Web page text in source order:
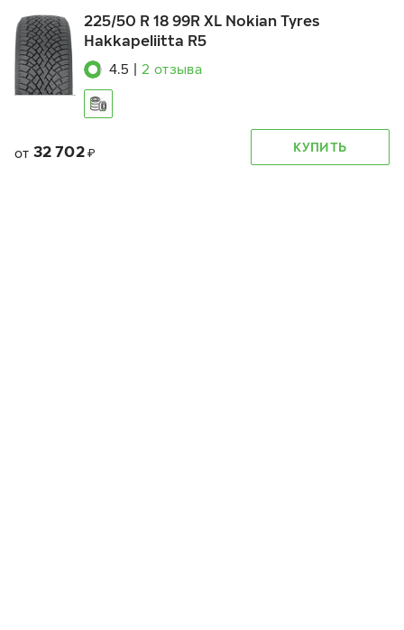
225/50 R 18 99R XL Nokian Tyres
Hakkapeliitta R5
4.5 2 отзыва
от 32 702 ₽ КУПИТЬ